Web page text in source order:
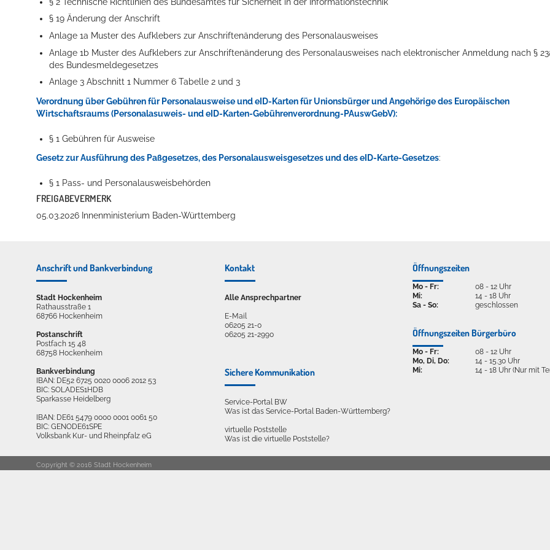
§ 19 Änderung der Anschrift
Anlage 1a Muster des Aufklebers zur Anschriftenänderung des Personalausweises
Anlage 1b Muster des Aufklebers zur Anschriftenänderung des Personalausweises nach elektronischer Anmeldung nach §
des Bundesmeldegesetzes
Anlage 3 Abschnitt 1 Nummer 6 Tabelle 2 und 3
Verordnung über Gebühren für Personalausweise und eID-Karten für Unionsbürger und Angehörige des Europäischen
Wirtschaftsraums (Personalasuweis- und eID-Karten-Gebührenverordnung-PAuswGebV):
§ 1 Gebühren für Ausweise
Gesetz zur Ausführung des Paßgesetzes, des Personalausweisgesetzes und des eID-Karte-Gesetzes:
§ 1 Pass- und Personalausweisbehörden
FREIGABEVERMERK
05.03.2026 Innenministerium Baden-Württemberg
Anschrift und Bankverbindung
Stadt Hockenheim
Rathausstraße 1
68766 Hockenheim
Postanschrift
Postfach 15 48
68758 Hockenheim
Bankverbindung
IBAN: DE52 6725 0020 0006 2012 53
BIC: SOLADES1HDB
Sparkasse Heidelberg
IBAN: DE61 5479 0000 0001 0061 50
BIC: GENODE61SPE
Volksbank Kur- und Rheinpfalz eG
Kontakt
Alle Ansprechpartner
E-Mail
06205 21-0
06205 21-2990
Sichere Kommunikation
Service-Portal BW
Was ist das Service-Portal Baden-Württemberg?
virtuelle Poststelle
Was ist die virtuelle Poststelle?
Öffnungszeiten
Mo - Fr:
Mi:
Sa - So:
08 - 12 Uhr
14 - 18 Uhr
geschlossen
Öffnungszeiten Bürgerbüro
Mo - Fr:
Mo, Di, Do:
Mi:
08 - 12 Uhr
14 - 15.30 Uhr
14 - 18 Uhr (Nur mit
Copyright © 2016 Stadt Hockenheim